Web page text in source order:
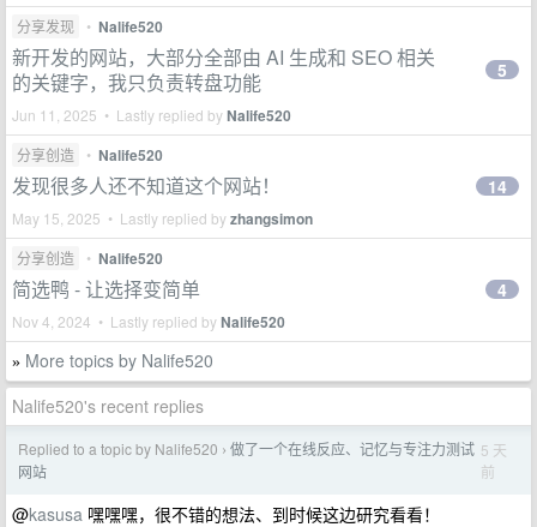
分享发现 • Nalife520
新开发的网站，大部分全部由 AI 生成和 SEO 相关
的关键字，我只负责转盘功能
Jun 11, 2025 • Lastly replied byNalife520
5
分享创造 • Nalife520
发现很多人还不知道这个网站！
May 15, 2025 • Lastly replied byzhangsimon
14
分享创造 • Nalife520
简选鸭 - 让选择变简单
Nov 4, 2024 • Lastly replied byNalife520
4
» More topics by Nalife520
Nalife520's recent replies
Replied to a topic by Nalife520 › 做了一个在线反应、记忆与专注力测试
网站
5 天
前
@kasusa 嘿嘿嘿，很不错的想法、到时候这边研究看看！